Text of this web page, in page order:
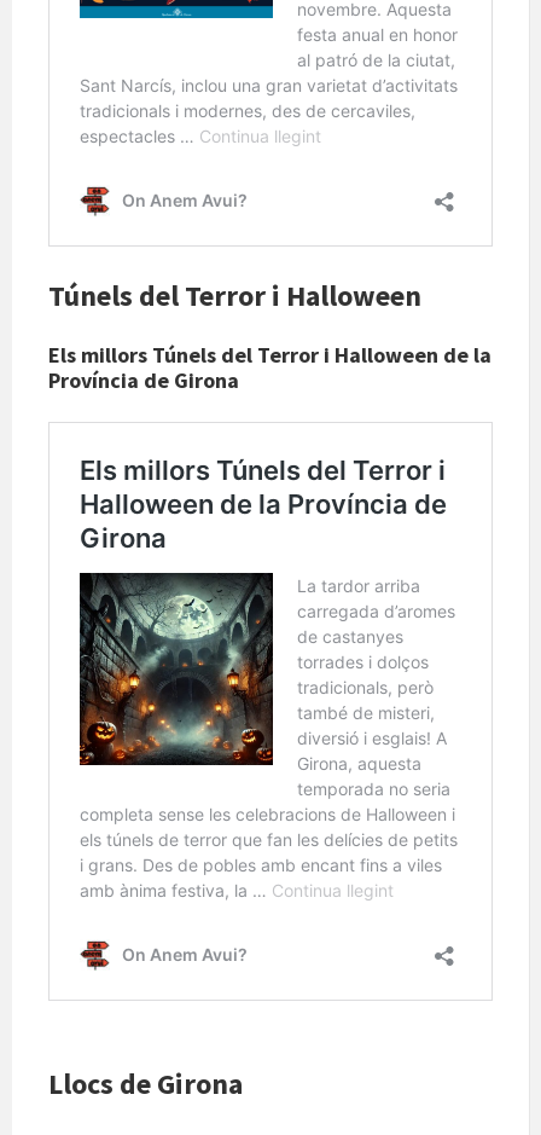
Túnels del Terror i Halloween
Els millors Túnels del Terror i Halloween de la
Província de Girona
Llocs de Girona